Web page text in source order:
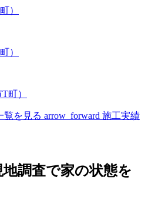
）
）
町）
覧を見る arrow_forward 施工実績
調査で家の状態を